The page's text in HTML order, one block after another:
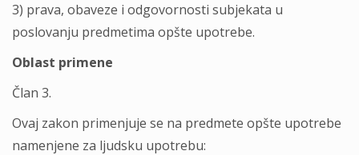
3) prava, obaveze i odgovornosti subjekata u
poslovanju predmetima opšte upotrebe.
Oblast primene
Član 3.
Ovaj zakon primenjuje se na predmete opšte upotrebe
namenjene za lјudsku upotrebu: